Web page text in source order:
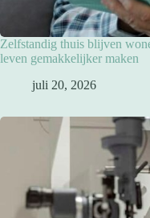
Zelfstandig thuis blijven
leven gemakkelijker maken
juli 20, 2026